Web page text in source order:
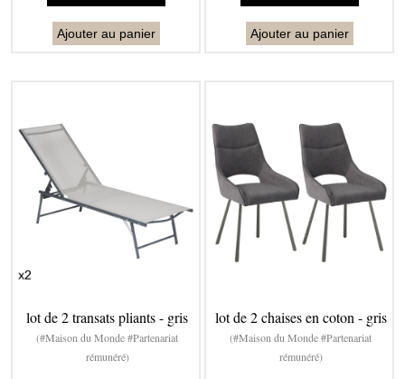
Ajouter au panier Ajouter au panier
lot de 2 transats pliants - gris
(#Maison du Monde #Partenariat
rémunéré)
lot de 2 chaises en coton - gris
(#Maison du Monde #Partenariat
rémunéré)